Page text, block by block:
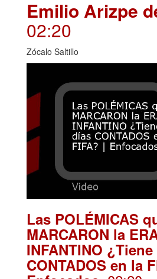
Emilio Arizpe
02:20
Zócalo Saltillo
Las POLÉMICAS
MARCARON la
INFANTINO
CONTADOS en la